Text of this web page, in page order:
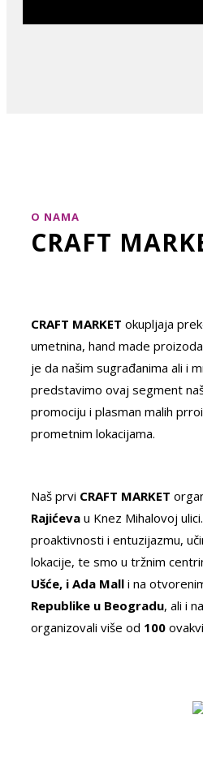
O NAMA
CRAFT
CRAFT MARKET okupljaja
umetnina, hand made
je da našim sugrađanima ali i
predstavimo ovaj segment
promociju i plasman malih
prometnim lokacijama.
Naš prvi CRAFT MARKET
Rajićeva u Knez Mihalovoj
proaktivnosti i entuzijazmu,
lokacije, te smo u tržnim
Ušće, i Ada Mall i na
Republike u Beogradu, ali i na
organizovali više od 100